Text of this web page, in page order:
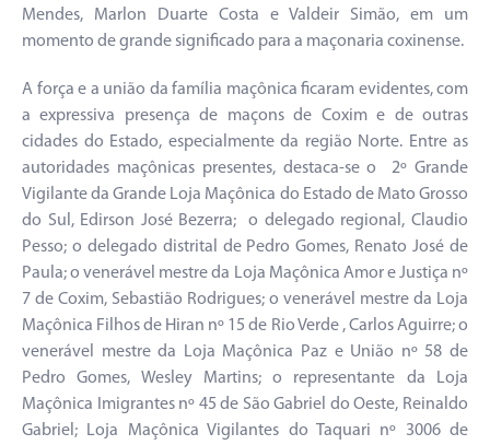
Mendes, Marlon Duarte Costa e Valdeir Simão, em um
momento de grande significado para a maçonaria coxinense.
A força e a união da família maçônica ficaram evidentes, com
a expressiva presença de maçons de Coxim e de outras
cidades do Estado, especialmente da região Norte. Entre as
autoridades maçônicas presentes, destaca-se o 2º Grande
Vigilante da Grande Loja Maçônica do Estado de Mato Grosso
do Sul, Edirson José Bezerra; o delegado regional, Claudio
Pesso; o delegado distrital de Pedro Gomes, Renato José de
Paula; o venerável mestre da Loja Maçônica Amor e Justiça nº
7 de Coxim, Sebastião Rodrigues; o venerável mestre da Loja
Maçônica Filhos de Hiran nº 15 de Rio Verde , Carlos Aguirre; o
venerável mestre da Loja Maçônica Paz e União nº 58 de
Pedro Gomes, Wesley Martins; o representante da Loja
Maçônica Imigrantes nº 45 de São Gabriel do Oeste, Reinaldo
Gabriel; Loja Maçônica Vigilantes do Taquari nº 3006 de